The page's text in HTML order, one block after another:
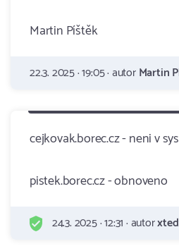
Martin Píštěk
22.3. 2025 · 19:05 · autorMartin
cejkovak.borec.cz - neni v
pistek.borec.cz - obnoveno
24.3. 2025 · 12:31 · autor